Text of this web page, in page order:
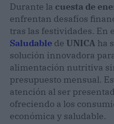
Durante la cuesta de
enfrentan desafíos
tras las festividades. En
Saludable de UNICA ha
solución innovadora
alimentación nutritiva
presupuesto mensual.
atención al ser
ofreciendo a los
económica y saludable.